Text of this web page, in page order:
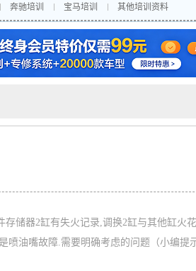
奔驰培训 宝马培训 其他培训资料
储器2缸有失火记录,调换2缸与其他缸火
喷油嘴故障.需要明确考虑的问题（小编